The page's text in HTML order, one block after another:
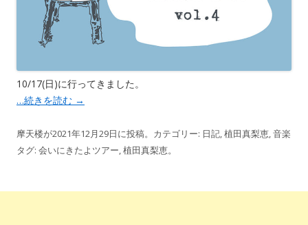
10/17(日)に行ってきました。
…続きを読む →
摩天楼が2021年12月29日に投稿。カテゴリー: 日記,植田真梨恵,音楽
タグ: 会いにきたよツアー,植田真梨恵。